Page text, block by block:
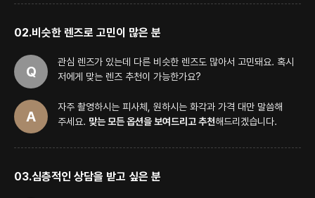
02.비슷한 렌즈로 고민이 많은 분
관심 렌즈가 있는데 다른 비슷한 렌즈도 많아서 고민돼요. 혹시
저에게 맞는 렌즈 추천이 가능한가요?
자주 촬영하시는 피사체, 원하시는 화각과 가격 대만 말씀해
주세요. 맞는 모든 옵션을 보여드리고 추천해드리겠습니다.
03.심층적인 상담을 받고 싶은 분